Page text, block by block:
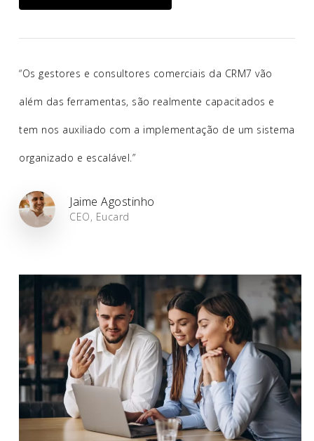
“Os gestores e consultores comerciais da CRM7 vão
além das ferramentas, são realmente capacitados e
tem nos auxiliado com a implementação de um sistema
organizado e escalável.”
Jaime Agostinho
CEO, Eucard